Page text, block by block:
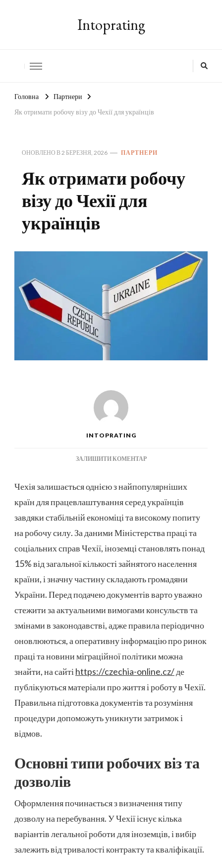
Intoprating
Головна
Партнери
Як отримати робочу візу до Чехії для українців
ОНОВЛЕНО В2 БЕРЕЗНЯ, 2026 ПАРТНЕРИ
Як отримати робочу
візу до Чехії для
українців
INTOPRATING
ЗАЛИШИТИ КОМЕНТАРДО
РОБОЧУ
ВІЗУ
ЧЕХІЇ
ДЛЯ
Чехія залишається однією з найпопулярніших
країн для працевлаштування серед українців
завдяки стабільній економіці та високому попиту
на робочу силу. За даними Міністерства праці та
соціальних справ Чехії, іноземці становлять понад
15% від загальної кількості зайнятого населення
країни, і значну частину складають громадяни
України. Перед подачею документів варто уважно
стежити за актуальними вимогами консульств та
змінами в законодавстві, адже правила періодично
оновлюються, а оперативну інформацію про ринок
праці та новини міграційної політики можна
знайти, на сайті https://czechia-online.cz/де
публікуються матеріали про життя і роботу в Чехії.
Правильна підготовка документів та розуміння
процедури допоможуть уникнути затримок і
відмов.
Основні типи робочих віз та
дозволів
Оформлення починається з визначення типу
дозволу на перебування. У Чехії існує кілька
варіантів легальної роботи для іноземців, і вибір
залежить від тривалості контракту та кваліфікації.